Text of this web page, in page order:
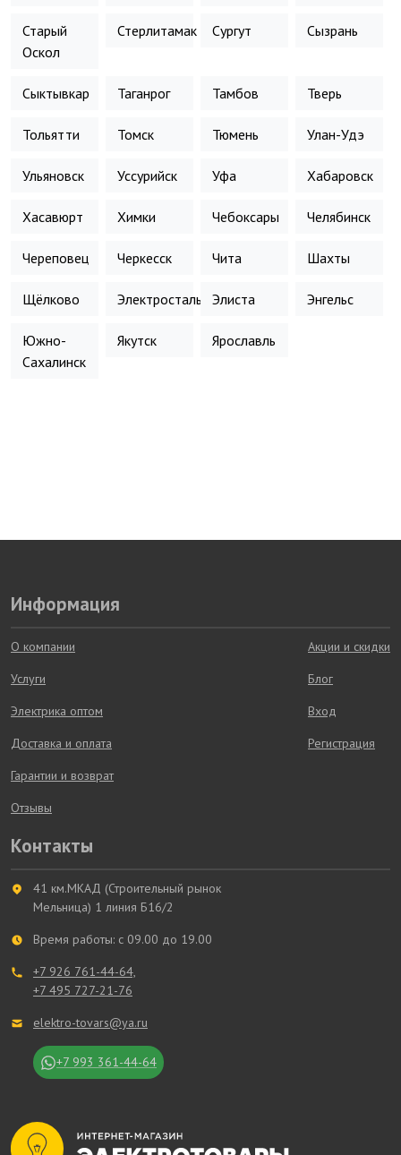
Старый
Оскол
Стерлитамак Сургут Сызрань
Сыктывкар Таганрог Тамбов Тверь
Тольятти Томск Тюмень Улан-Удэ
Ульяновск Уссурийск Уфа Хабаровск
Хасавюрт Химки Чебоксары Челябинск
Череповец Черкесск Чита Шахты
Щёлково Электросталь Элиста Энгельс
Южно-
Сахалинск
Якутск Ярославль
Контакты
41 км.МКАД (Строительный рынок
Мельница) 1 линия Б16/2
Время работы: с 09.00 до 19.00
+7 926 761-44-64,
+7 495 727-21-76
elektro-tovars@ya.ru
+7 993 361-44-64
Информация
О компании
Услуги
Электрика оптом
Доставка и оплата
Гарантии и возврат
Отзывы
Акции и скидки
Блог
Вход
Регистрация